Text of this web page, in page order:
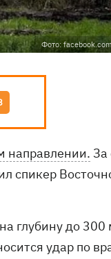
Фото:
направлении. За
спикер
глубину до 300
удар по